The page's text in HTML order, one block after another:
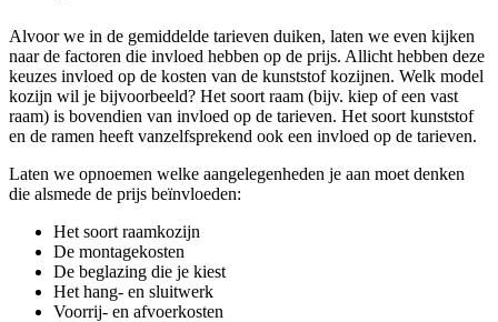
Alvoor we in de gemiddelde tarieven duiken, laten we even kijken
naar de factoren die invloed hebben op de prijs. Allicht hebben deze
keuzes invloed op de kosten van de kunststof kozijnen. Welk model
kozijn wil je bijvoorbeeld? Het soort raam (bijv. kiep of een vast
raam) is bovendien van invloed op de tarieven. Het soort kunststof
en de ramen heeft vanzelfsprekend ook een invloed op de tarieven.
Laten we opnoemen welke aangelegenheden je aan moet denken
die alsmede de prijs beïnvloeden:
Het soort raamkozijn
De montagekosten
De beglazing die je kiest
Het hang- en sluitwerk
Voorrij- en afvoerkosten